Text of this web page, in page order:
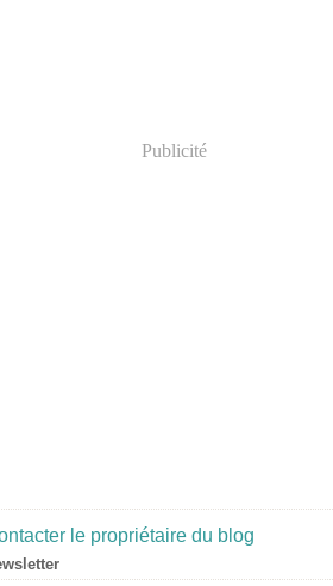
Publicité
le propriétaire du blog